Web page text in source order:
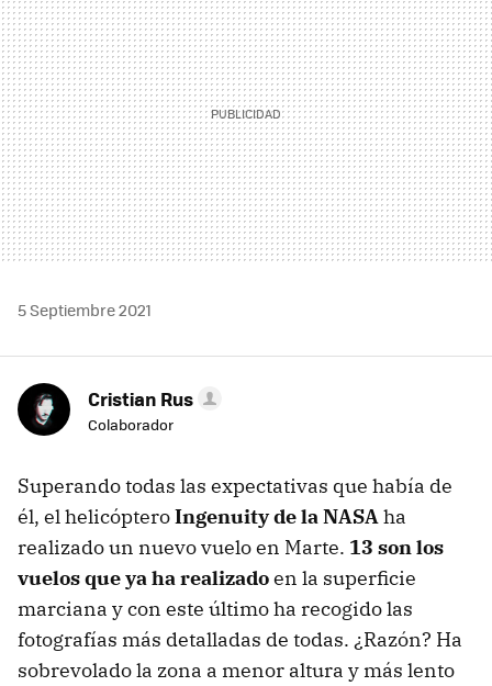
5 Septiembre 2021
Cristian Rus
Colaborador
Superando todas las expectativas que había de
él, el helicópteroIngenuity de la NASAha
realizado un nuevo vuelo en Marte. 13 son los
vuelos que ya ha realizadoen la superficie
marciana y con este último ha recogido las
fotografías más detalladas de todas. ¿Razón? Ha
sobrevolado la zona a menor altura y más lento